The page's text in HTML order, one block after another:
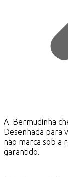
A Bermudinha
Desenhada para
não marca sob a
garantido.